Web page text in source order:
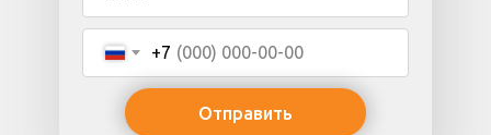
+7
Отправить